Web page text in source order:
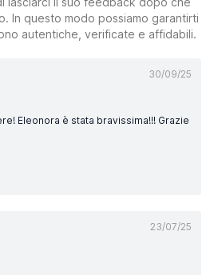
In questo modo possiamo garantirti
autentiche, verificate e affidabili.
30/09/25
Eleonora è stata bravissima!!! Grazie
23/07/25